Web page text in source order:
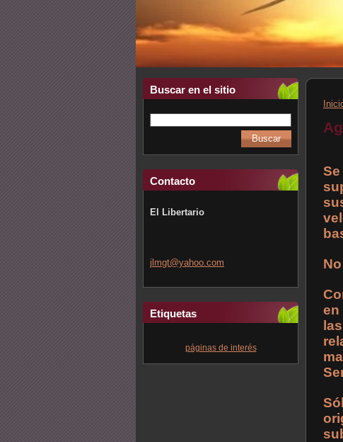
Buscar en el sitio
Contacto
El Libertario
jlmgt@yahoo.com
Etiquetas
páginas de interés
en